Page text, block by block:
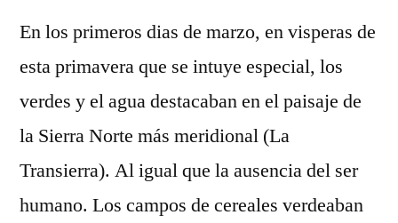
En los primeros dias de marzo, en visperas de
esta primavera que se intuye especial, los
verdes y el agua destacaban en el paisaje de
la Sierra Norte más meridional (La
Transierra). Al igual que la ausencia del ser
humano. Los campos de cereales verdeaban